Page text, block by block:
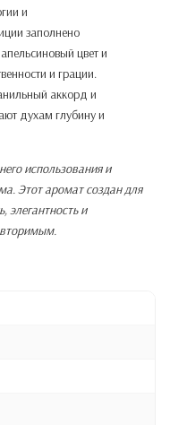
и
заполнено
цвет и
и грации.
аккорд и
духам глубину и
использования и
Этот аромат создан для
элегантность и